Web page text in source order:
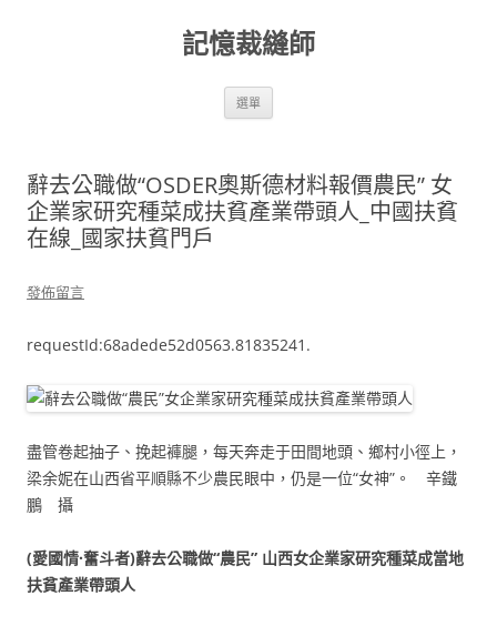
記憶裁縫師
選單
辭去公職做“OSDER奧斯德材料報價農民” 女
企業家研究種菜成扶貧產業帶頭人_中國扶貧
在線_國家扶貧門戶
發佈留言
requestId:68adede52d0563.81835241.
盡管卷起抽子、挽起褲腿，每天奔走于田間地頭、鄉村小徑上，
梁余妮在山西省平順縣不少農民眼中，仍是一位“女神”。 辛鐵
鵬 攝
(愛國情·奮斗者)辭去公職做“農民” 山西女企業家研究種菜成當地
扶貧產業帶頭人